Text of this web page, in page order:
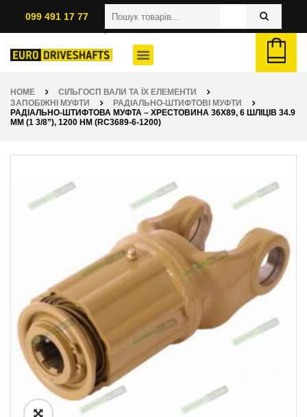
099 491 17 77
HOME
СІЛЬГОСП ВАЛИ ТА ЇХ ЕЛЕМЕНТИ
ЗАПОБІЖНІ МУФТИ
РАДІАЛЬНО-ШТИФТОВІ МУФТИ
РАДІАЛЬНО-ШТИФТОВА МУФТА – ХРЕСТОВИНА 36Х89, 6 ШЛІЦІВ 34.9
ММ (1 3/8”), 1200 НМ (RC3689-6-1200)